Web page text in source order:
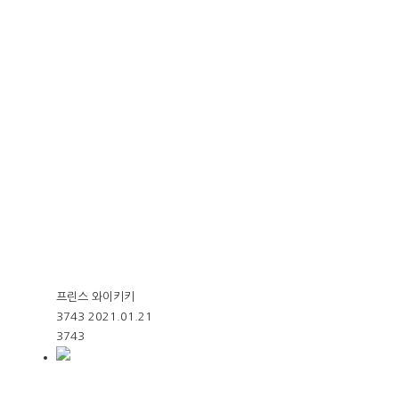
프린스 와이키키
3743 2021.01.21
3743